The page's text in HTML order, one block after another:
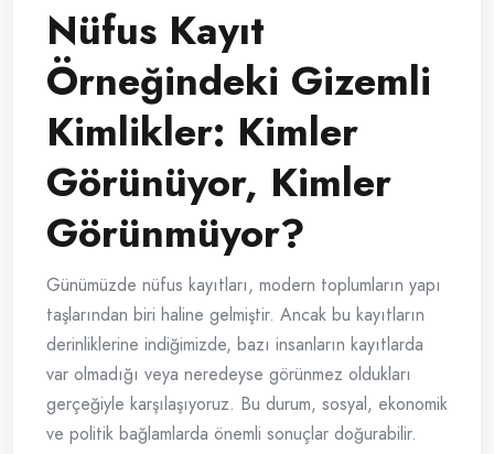
Nüfus Kayıt
Örneğindeki Gizemli
Kimlikler: Kimler
Görünüyor, Kimler
Görünmüyor?
Günümüzde nüfus kayıtları, modern toplumların yapı
taşlarından biri haline gelmiştir. Ancak bu kayıtların
derinliklerine indiğimizde, bazı insanların kayıtlarda
var olmadığı veya neredeyse görünmez oldukları
gerçeğiyle karşılaşıyoruz. Bu durum, sosyal, ekonomik
ve politik bağlamlarda önemli sonuçlar doğurabilir.